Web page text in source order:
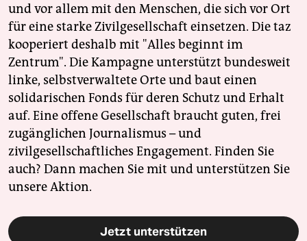
und vor allem mit den Menschen, die sich vor Ort
für eine starke Zivilgesellschaft einsetzen. Die taz
kooperiert deshalb mit "Alles beginnt im
Zentrum". Die Kampagne unterstützt bundesweit
linke, selbstverwaltete Orte und baut einen
solidarischen Fonds für deren Schutz und Erhalt
auf. Eine offene Gesellschaft braucht guten, frei
zugänglichen Journalismus – und
zivilgesellschaftliches Engagement. Finden Sie
auch? Dann machen Sie mit und unterstützen Sie
unsere Aktion.
Jetzt unterstützen